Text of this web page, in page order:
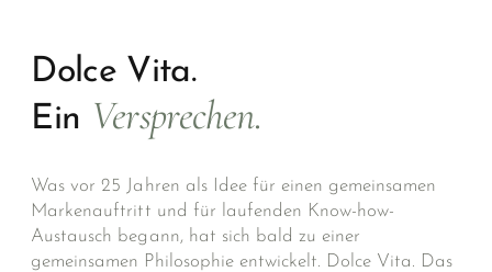
Dolce Vita.
Ein Versprechen.
Was vor 25 Jahren als Idee für einen gemeinsamen
Markenauftritt und für laufenden Know-how-
Austausch begann, hat sich bald zu einer
gemeinsamen Philosophie entwickelt. Dolce Vita. Das